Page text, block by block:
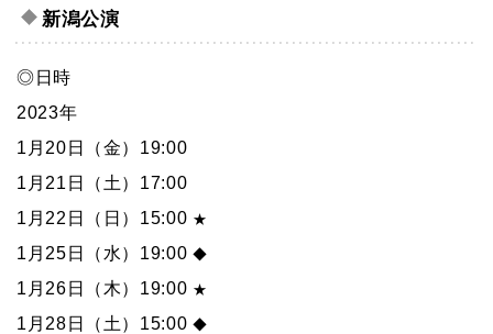
新潟公演
◎日時
2023年
1月20日（金）19:00
1月21日（土）17:00
1月22日（日）15:00 ★
1月25日（水）19:00 ◆
1月26日（木）19:00 ★
1月28日（土）15:00 ◆